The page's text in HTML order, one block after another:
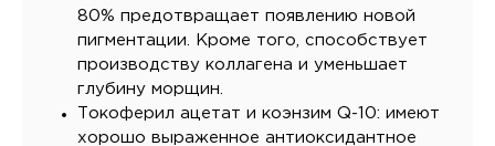
80% предотвращает появлению новой
пигментации. Кроме того, способствует
производству коллагена и уменьшает
глубину морщин.
Токоферил ацетат и коэнзим Q-10: имеют
хорошо выраженное антиоксидантное